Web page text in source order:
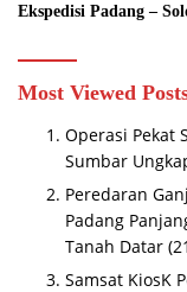
Ekspedisi Padang –
Most Viewed
Operasi Pekat
Sumbar
Peredaran
Padang
Tanah Datar
Samsat KiosK